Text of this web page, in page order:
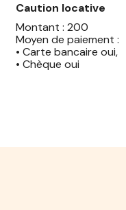
Caution locative
Montant : 200
Moyen de paiement :
• Carte bancaire oui,
• Chèque oui